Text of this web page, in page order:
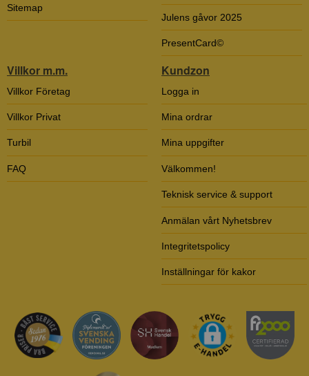
Sitemap
Julens gåvor 2025
PresentCard©
Villkor m.m.
Villkor Företag
Villkor Privat
Turbil
FAQ
Kundzon
Logga in
Mina ordrar
Mina uppgifter
Välkommen!
Teknisk service & support
Anmälan vårt Nyhetsbrev
Integritetspolicy
Inställningar för kakor